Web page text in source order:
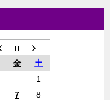
金
土
1
7
8